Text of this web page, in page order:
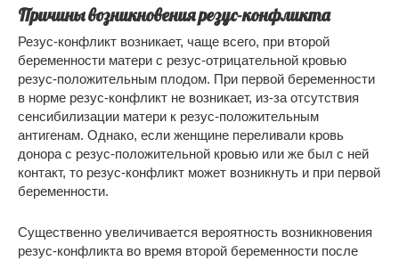
Причины возникновения резус-конфликта
Резус-конфликт возникает, чаще всего, при второй
беременности матери с резус-отрицательной кровью
резус-положительным плодом. При первой беременности
в норме резус-конфликт не возникает, из-за отсутствия
сенсибилизации матери к резус-положительным
антигенам. Однако, если женщине переливали кровь
донора с резус-положительной кровью или же был с ней
контакт, то резус-конфликт может возникнуть и при первой
беременности.
Существенно увеличивается вероятность возникновения
резус-конфликта во время второй беременности после